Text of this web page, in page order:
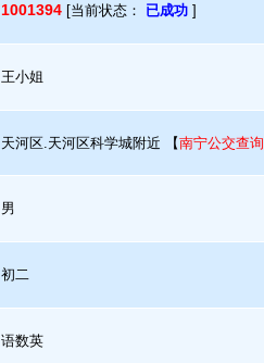
1001394 [当前状态： 已成功 ]
王小姐
天河区.天河区科学城附近 【南宁公交查询
男
初二
语数英